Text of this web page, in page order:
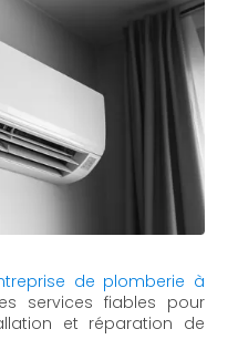
de plomberie à
services fiables pour
et réparation de